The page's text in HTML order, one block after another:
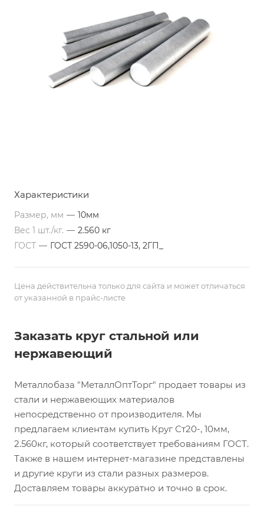
Характеристики
Размер, мм — 10мм
Вес 1 шт./кг. — 2.560 кг
ГОСТ — ГОСТ 2590-06,1050-13, 2ГП_
Цена действительна только для сайта и может отличаться
от указанной в прайс-листе
Заказать круг стальной или
нержавеющий
Металлобаза "МеталлОптТорг" продает товары из
стали и нержавеющих материалов
непосредственно от производителя. Мы
предлагаем клиентам купить Круг Ст20-, 10мм,
2.560кг, который соответствует требованиям ГОСТ.
Также в нашем интернет-магазине представлены
и другие круги из стали разных размеров.
Доставляем товары аккуратно и точно в срок.